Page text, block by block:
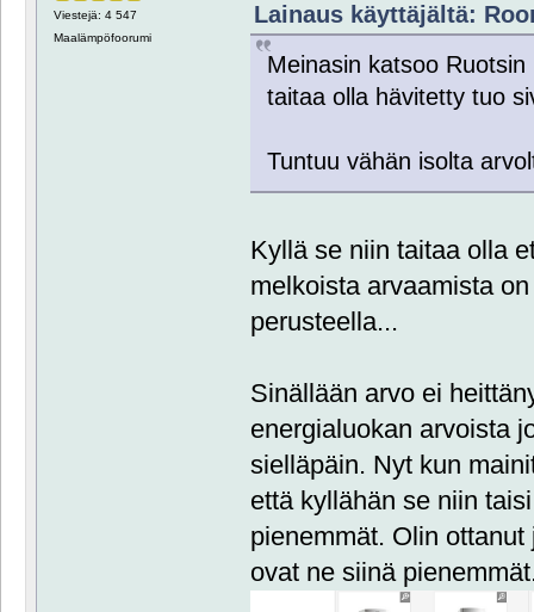
Viestejä: 4 547
Maalämpöfoorumi
Lainaus käyttäjältä:
Meinasin katsoo
taitaa olla hävitetty tuo
Tuntuu vähän isolta
Kyllä se niin taitaa olla
melkoista arvaamista
perusteella...
Sinällään arvo ei
energialuokan arvoista
sielläpäin. Nyt kun
että kyllähän se niin
pienemmät. Olin
ovat ne siinä